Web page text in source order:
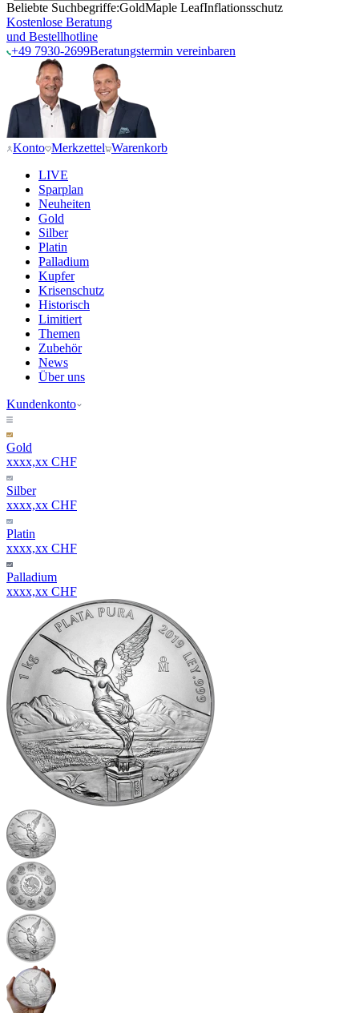
Beliebte Suchbegriffe:GoldMaple LeafInflationsschutz
Kostenlose Beratung
und Bestellhotline
+49 7930-2699Beratungstermin vereinbaren
Konto Merkzettel Warenkorb
LIVE
Sparplan
Neuheiten
Gold
Silber
Platin
Palladium
Kupfer
Krisenschutz
Historisch
Limitiert
Themen
Zubehör
News
Über uns
Kundenkonto
Gold
xxxx,xx CHF
Silber
xxxx,xx CHF
Platin
xxxx,xx CHF
Palladium
xxxx,xx CHF